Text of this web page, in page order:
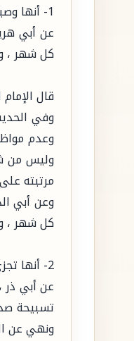
1- أنها وصية النبى صلى الله عليه وسلم لأصحابه:
عن أبي
كل شهر ،
قال
وفي
وعدم
وليس من
مرتبته
وعن أبي
كل شهر ،
2- أنها تجزئ عن صدقات كثيرة:
عن أبي
تسبيحة
ونهي عن